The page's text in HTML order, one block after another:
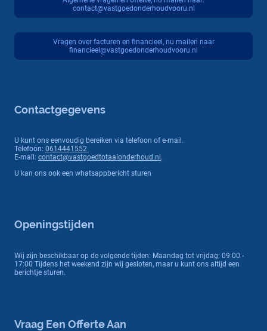
contact@vastgoedonderhoudvooru.nl
Vragen over facturen en financieel, nu mailen naar
financieel@vastgoedonderhoudvooru.nl
Contactgegevens
U kunt ons eenvoudig bereiken via telefoon of e-mail.
Telefoon: 0614441552
E-mail: contact@vastgoedtotaalonderhoud.nl .
U kan ons ook een whatsappbericht sturen
Openingstijden
Wij zijn beschikbaar op de volgende tijden: Maandag tot vrijdag: 09:00 -
17:00 Tijdens het weekend zijn wij gesloten, maar u kunt ons altijd een
berichtje sturen.
Vraag Een Offerte Aan